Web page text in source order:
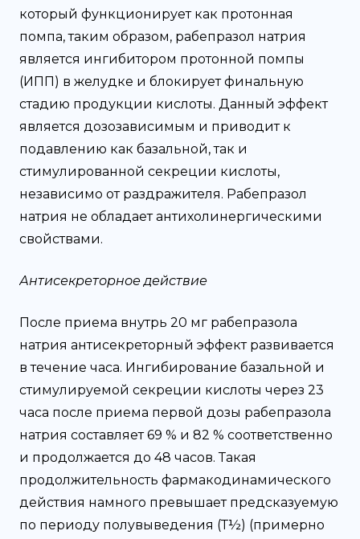
который функционирует как протонная
помпа, таким образом, рабепразол натрия
является ингибитором протонной помпы
(ИПП) в желудке и блокирует финальную
стадию продукции кислоты. Данный эффект
является дозозависимым и приводит к
подавлению как базальной, так и
стимулированной секреции кислоты,
независимо от раздражителя. Рабепразол
натрия не обладает антихолинергическими
свойствами.
Антисекреторное действие
После приема внутрь 20 мг рабепразола
натрия антисекреторный эффект развивается
в течение часа. Ингибирование базальной и
стимулируемой секреции кислоты через 23
часа после приема первой дозы рабепразола
натрия составляет 69 % и 82 % соответственно
и продолжается до 48 часов. Такая
продолжительность фармакодинамического
действия намного превышает предсказуемую
по периоду полувыведения (Т½) (примерно